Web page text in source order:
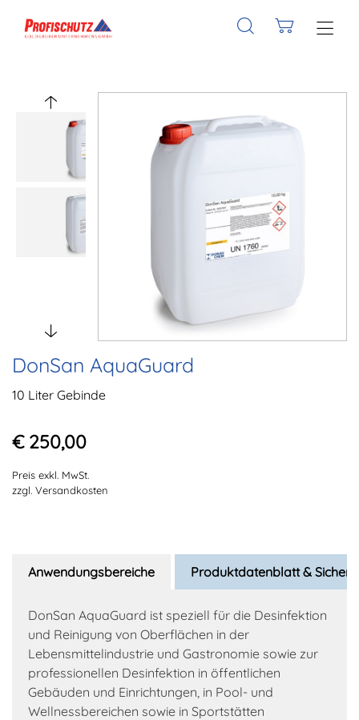
DonSan AquaGuard
10 Liter Gebinde
€ 250,00
Preis exkl. MwSt.
zzgl. Versandkosten
Anwendungsbereiche Produktdatenblatt &
DonSan AquaGuard ist speziell für die Desinfektion
und Reinigung von Oberflächen in der
Lebensmittelindustrie und Gastronomie sowie zur
professionellen Desinfektion in öffentlichen
Gebäuden und Einrichtungen, in Pool- und
Wellnessbereichen sowie in Sportstätten